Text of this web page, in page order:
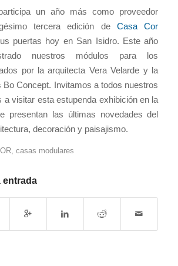
un año más como proveedor
tercera edición deCasa Cor
puertas hoy en San Isidro. Este año
nuestros módulos para los
por la arquitecta Vera Velarde y la
Bo Concept. Invitamos a todos nuestros
a visitar esta estupenda exhibición en la
presentan las últimas novedades del
decoración y paisajismo.
, casas modulares
entrada